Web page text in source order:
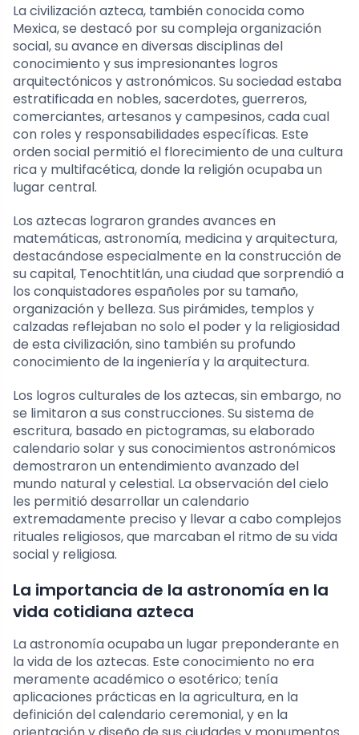
La civilización azteca, también conocida como
Mexica, se destacó por su compleja organización
social, su avance en diversas disciplinas del
conocimiento y sus impresionantes logros
arquitectónicos y astronómicos. Su sociedad estaba
estratificada en nobles, sacerdotes, guerreros,
comerciantes, artesanos y campesinos, cada cual
con roles y responsabilidades específicas. Este
orden social permitió el florecimiento de una cultura
rica y multifacética, donde la religión ocupaba un
lugar central.
Los aztecas lograron grandes avances en
matemáticas, astronomía, medicina y arquitectura,
destacándose especialmente en la construcción de
su capital, Tenochtitlán, una ciudad que sorprendió a
los conquistadores españoles por su tamaño,
organización y belleza. Sus pirámides, templos y
calzadas reflejaban no solo el poder y la religiosidad
de esta civilización, sino también su profundo
conocimiento de la ingeniería y la arquitectura.
Los logros culturales de los aztecas, sin embargo, no
se limitaron a sus construcciones. Su sistema de
escritura, basado en pictogramas, su elaborado
calendario solar y sus conocimientos astronómicos
demostraron un entendimiento avanzado del
mundo natural y celestial. La observación del cielo
les permitió desarrollar un calendario
extremadamente preciso y llevar a cabo complejos
rituales religiosos, que marcaban el ritmo de su vida
social y religiosa.
La importancia de la astronomía en la
vida cotidiana azteca
La astronomía ocupaba un lugar preponderante en
la vida de los aztecas. Este conocimiento no era
meramente académico o esotérico; tenía
aplicaciones prácticas en la agricultura, en la
definición del calendario ceremonial, y en la